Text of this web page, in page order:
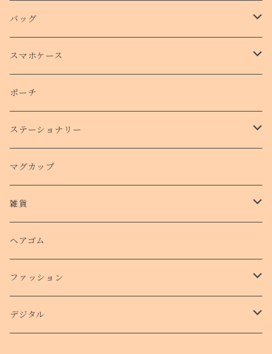
バッグ
トートバッグ
スマホケース
側面プリントハードケース
手帳型スマホケース
クリアケース
クッションバンパーケース
スマホリング
ショルダー付きケース
ポーチ
ステーショナリー
カード
クリアファイル
ステッカー
マグカップ
雑貨
パスケース
ヘアゴム
ファッション
Ｔシャツ
デジタル